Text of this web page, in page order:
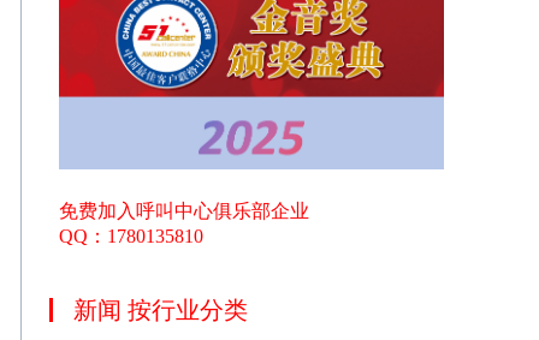
免费加入呼叫中心俱乐部企业
QQ：1780135810
新闻 按行业分类